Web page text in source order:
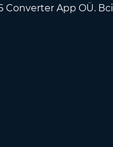
Converter App OÜ. Всі